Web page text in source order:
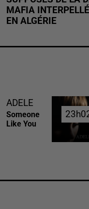
MAFIA INTERPELLÉ
EN ALGÉRIE
ADELE
Someone
Like You